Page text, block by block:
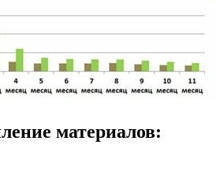
материалов: